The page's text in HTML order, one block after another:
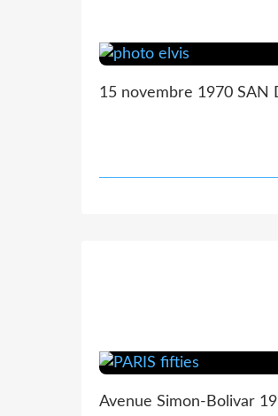
15 novembre 1970 SAN
Avenue Simon-Bolivar